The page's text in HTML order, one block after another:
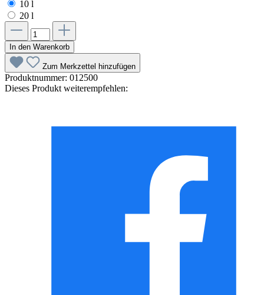
10 l
20 l
In den Warenkorb
Zum Merkzettel hinzufügen
Produktnummer: 012500
Dieses Produkt weiterempfehlen: